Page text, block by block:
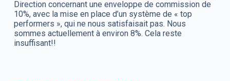
Direction concernant une enveloppe de commission de
10%, avec la mise en place d’un système de « top
performers », qui ne nous satisfaisait pas. Nous
sommes actuellement à environ 8%. Cela reste
insuffisant!!